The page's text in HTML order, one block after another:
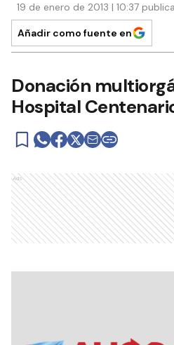
19 de enero de 2013 | 10:37
Añadir como fuente en
Donación
Hospital
Ads